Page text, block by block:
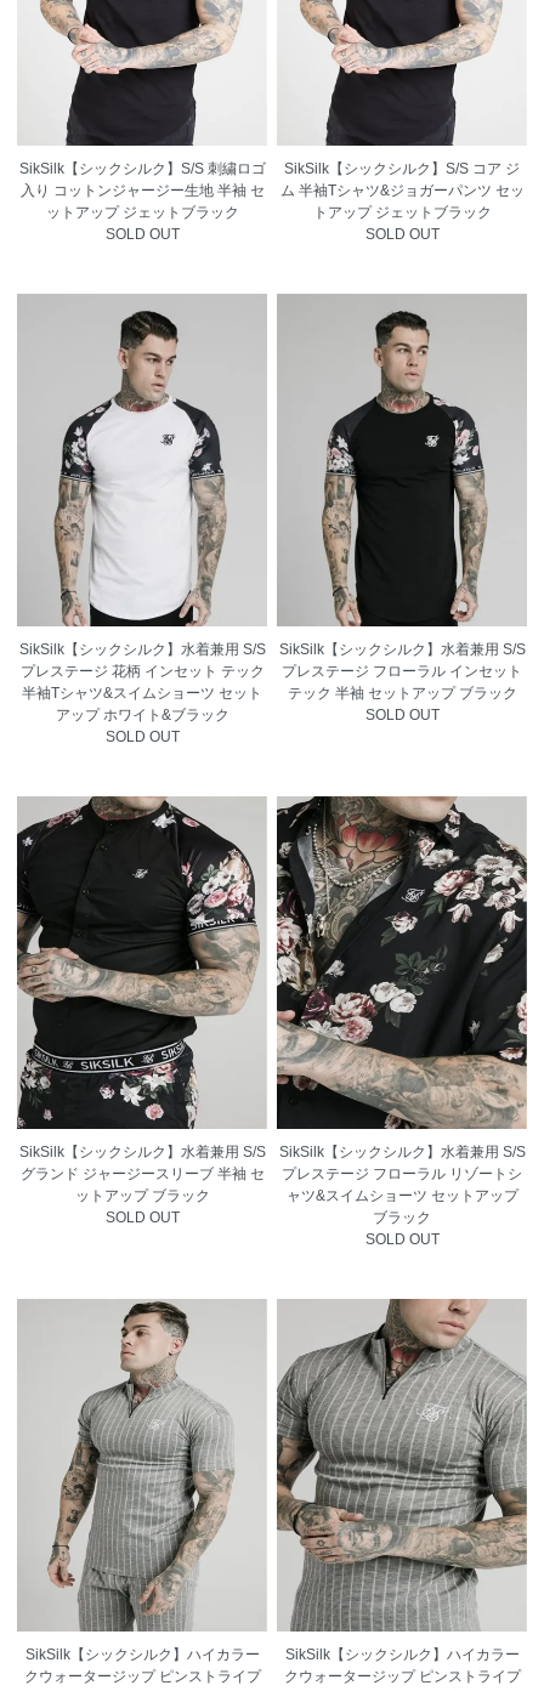
SikSilk【シックシルク】S/S 刺繍ロゴ
入り コットンジャージー生地 半袖 セ
ットアップ ジェットブラック
SOLD OUT
SikSilk【シックシルク】S/S コア ジ
ム 半袖Tシャツ&ジョガーパンツ セッ
トアップ ジェットブラック
SOLD OUT
SikSilk【シックシルク】水着兼用 S/S
プレステージ 花柄 インセット テック
半袖Tシャツ&スイムショーツ セット
アップ ホワイト&ブラック
SOLD OUT
SikSilk【シックシルク】水着兼用 S/S
プレステージ フローラル インセット
テック 半袖 セットアップ ブラック
SOLD OUT
SikSilk【シックシルク】水着兼用 S/S
グランド ジャージースリーブ 半袖 セ
ットアップ ブラック
SOLD OUT
SikSilk【シックシルク】水着兼用 S/S
プレステージ フローラル リゾートシ
ャツ&スイムショーツ セットアップ
ブラック
SOLD OUT
SikSilk【シックシルク】ハイカラー
クウォータージップ ピンストライプ
SikSilk【シックシルク】ハイカラー
クウォータージップ ピンストライプ